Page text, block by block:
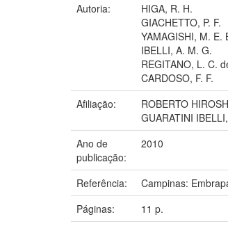
Autoria:
HIGA, R. H.
GIACHETTO, P. F.
YAMAGISHI, M. E.
IBELLI, A. M. G.
REGITANO, L. C.
CARDOSO, F. F.
Afiliação:
ROBERTO
GUARATINI
Ano de
publicação:
2010
Referência:
Campinas:
Páginas:
11 p.